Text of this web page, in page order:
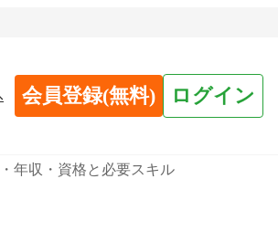
会員登録(無料) ログイン
年収・資格と必要スキル